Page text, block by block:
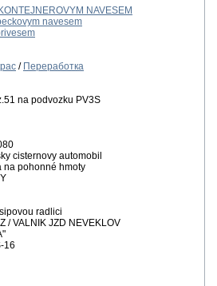
NAVESEM
navesem
/ Переработка
na podvozku PV3S
cisternovy automobil
na pohonné hmoty
radlici
/ VALNIK JZD NEVEKLOV
16